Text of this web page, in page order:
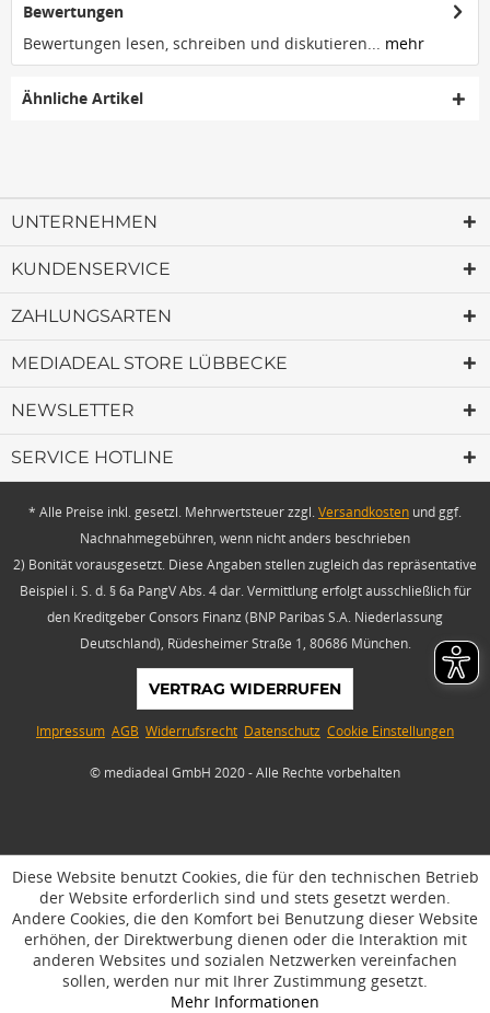
Bewertungen
Bewertungen lesen, schreiben und diskutieren... mehr
Ähnliche Artikel
UNTERNEHMEN
KUNDENSERVICE
ZAHLUNGSARTEN
MEDIADEAL STORE LÜBBECKE
NEWSLETTER
SERVICE HOTLINE
* Alle Preise inkl. gesetzl. Mehrwertsteuer zzgl.Versandkosten und ggf.
Nachnahmegebühren, wenn nicht anders beschrieben
2) Bonität vorausgesetzt. Diese Angaben stellen zugleich das repräsentative
Beispiel i. S. d. § 6a PangV Abs. 4 dar. Vermittlung erfolgt ausschließlich für
den Kreditgeber Consors Finanz (BNP Paribas S.A. Niederlassung
Deutschland), Rüdesheimer Straße 1, 80686 München.
VERTRAG WIDERRUFEN
Impressum AGB Widerrufsrecht Datenschutz Cookie Einstellungen
© mediadeal GmbH 2020 - Alle Rechte vorbehalten
Diese Website benutzt Cookies, die für den technischen Betrieb
der Website erforderlich sind und stets gesetzt werden.
Andere Cookies, die den Komfort bei Benutzung dieser Website
erhöhen, der Direktwerbung dienen oder die Interaktion mit
anderen Websites und sozialen Netzwerken vereinfachen
sollen, werden nur mit Ihrer Zustimmung gesetzt.
Mehr Informationen